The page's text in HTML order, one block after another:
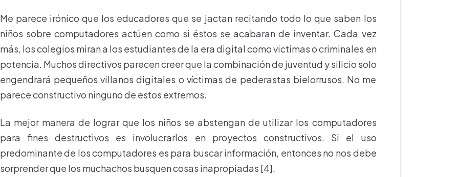
Me parece irónico que los educadores que se jactan recitando todo lo que saben los
niños sobre computadores actúen como si éstos se acabaran de inventar. Cada vez
más, los colegios miran a los estudiantes de la era digital como victimas o criminales en
potencia. Muchos directivos parecen creer que la combinación de juventud y silicio solo
engendrará pequeños villanos digitales o víctimas de pederastas bielorrusos. No me
parece constructivo ninguno de estos extremos.
La mejor manera de lograr que los niños se abstengan de utilizar los computadores
para fines destructivos es involucrarlos en proyectos constructivos. Si el uso
predominante de los computadores es para buscar información, entonces no nos debe
sorprender que los muchachos busquen cosas inapropiadas [4].